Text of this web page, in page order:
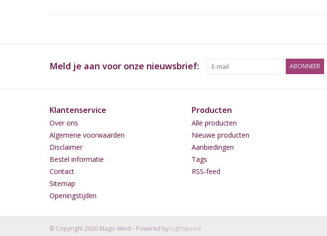
Meld je aan voor onze nieuwsbrief: ABONNEER
Klantenservice
Over ons
Algemene voorwaarden
Disclaimer
Bestel informatie
Contact
Sitemap
Openingstijden
Producten
Alle producten
Nieuwe producten
Aanbiedingen
Tags
RSS-feed
© Copyright 2026 Magic-Mind - Powered by Lightspeed